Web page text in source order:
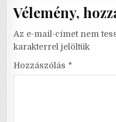
Vélemény,
Az e-mail-címet nem
karakterrel jelöltük
Hozzászólás *